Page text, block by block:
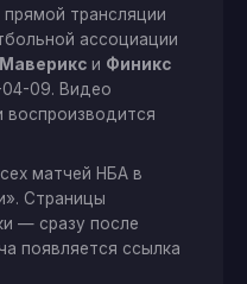
трансляции
ассоциации
и Финикс
04-09. Видео
воспроизводится
матчей НБА в
Страницы
— сразу после
появляется ссылка